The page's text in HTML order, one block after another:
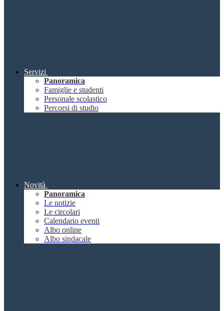
Servizi
Panoramica
Famiglie e studenti
Personale scolastico
Percorsi di studio
Novità
Panoramica
Le notizie
Le circolari
Calendario eventi
Albo online
Albo sindacale